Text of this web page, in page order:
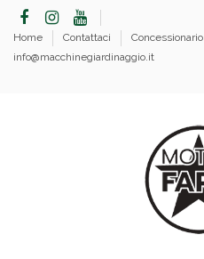
Home Contattaci Concessionario
info@macchinegiardinaggio.it